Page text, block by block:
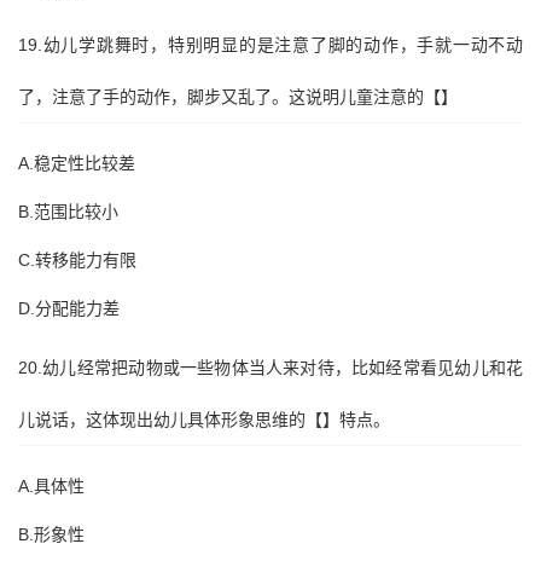
19.幼儿学跳舞时，特别明显的是注意了脚的动作，手就一动不动
了，注意了手的动作，脚步又乱了。这说明儿童注意的【】
A.稳定性比较差
B.范围比较小
C.转移能力有限
D.分配能力差
20.幼儿经常把动物或一些物体当人来对待，比如经常看见幼儿和花
儿说话，这体现出幼儿具体形象思维的【】特点。
A.具体性
B.形象性